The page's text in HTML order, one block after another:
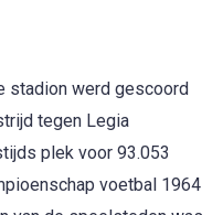
stadion werd gescoord
tegen Legia
plek voor 93.053
voetbal 1964